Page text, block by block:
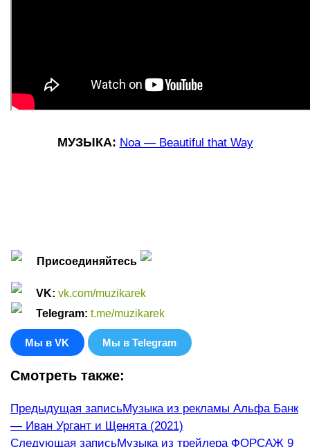
МУЗЫКА: Noa — Beautiful that Way
Присоединяйтесь
VK:vk.com/muzikarek
Telegram:t.me/muzikarek
Мы в VK Мы в Telegram
Смотреть также:
Еще
статьи
Предыдущая записьМузыка из рекламы Альфа Банк
— Иван Ургант и Щенята (2021)
Следующая записьМузыка из трейлера ФОРСАЖ 9